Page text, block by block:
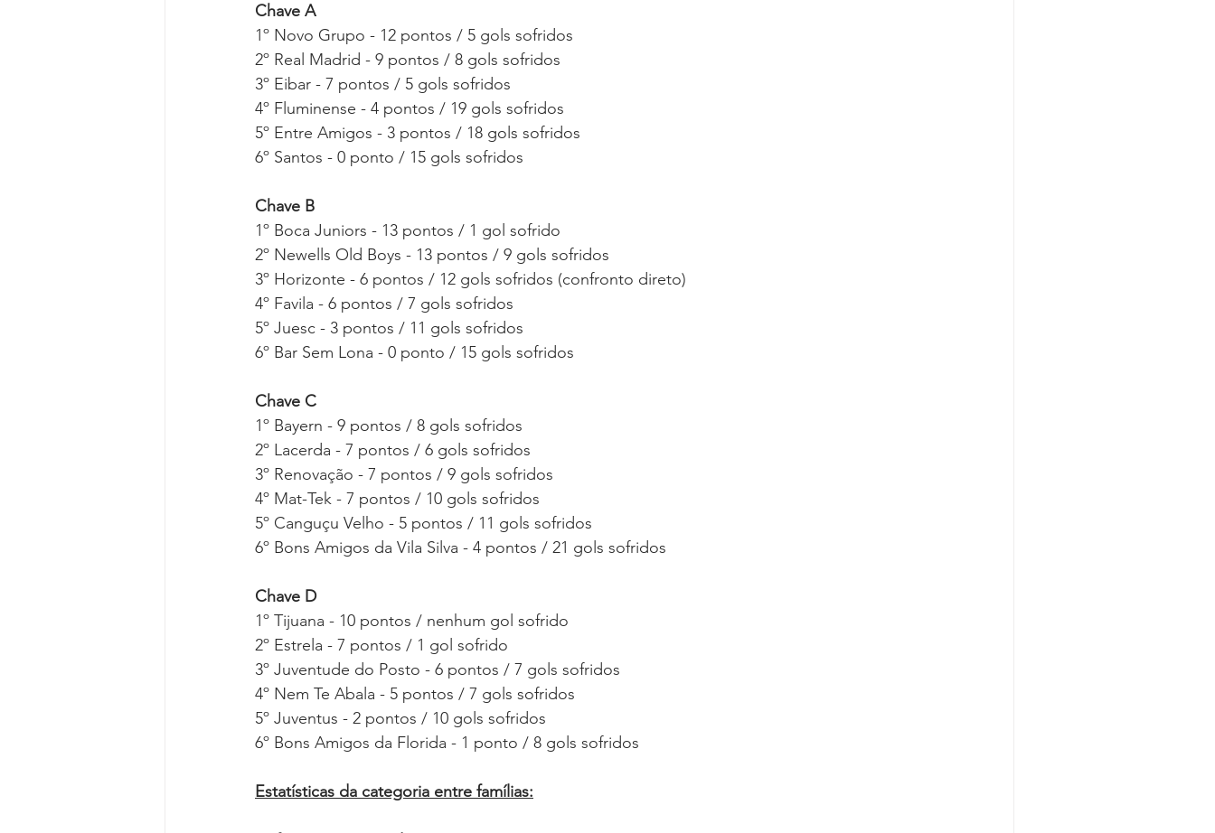
Chave A
1º Novo Grupo - 12 pontos / 5 gols sofridos
2º Real Madrid - 9 pontos / 8 gols sofridos
3º Eibar - 7 pontos / 5 gols sofridos
4º Fluminense - 4 pontos / 19 gols sofridos
5º Entre Amigos - 3 pontos / 18 gols sofridos
6º Santos - 0 ponto / 15 gols sofridos
Chave B
1º Boca Juniors - 13 pontos / 1 gol sofrido
2º Newells Old Boys - 13 pontos / 9 gols sofridos
3º Horizonte - 6 pontos / 12 gols sofridos (confronto direto)
4º Favila - 6 pontos / 7 gols sofridos
5º Juesc - 3 pontos / 11 gols sofridos
6º Bar Sem Lona - 0 ponto / 15 gols sofridos
Chave C
1º Bayern - 9 pontos / 8 gols sofridos
2º Lacerda - 7 pontos / 6 gols sofridos
3º Renovação - 7 pontos / 9 gols sofridos
4º Mat-Tek - 7 pontos / 10 gols sofridos
5º Canguçu Velho - 5 pontos / 11 gols sofridos
6º Bons Amigos da Vila Silva - 4 pontos / 21 gols sofridos
Chave D
1º Tijuana - 10 pontos / nenhum gol sofrido
2º Estrela - 7 pontos / 1 gol sofrido
3º Juventude do Posto - 6 pontos / 7 gols sofridos
4º Nem Te Abala - 5 pontos / 7 gols sofridos
5º Juventus - 2 pontos / 10 gols sofridos
6º Bons Amigos da Florida - 1 ponto / 8 gols sofridos
Estatísticas da categoria entre famílias: